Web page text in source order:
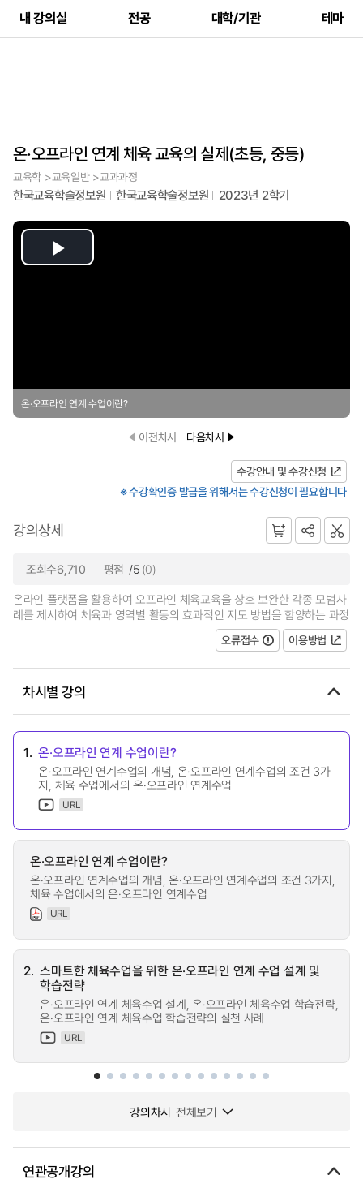
내 강의실 전공 대학/기관 테마
온·오프라인 연계 체육 교육의 실제(초등, 중등)
교육학 >교육일반 >교과과정
한국교육학술정보원 한국교육학술정보원 2023년 2학기
Play
온·오프라인 연계 수업이란?
이전차시 다음차시
수강안내 및 수강신청
※ 수강확인증 발급을 위해서는 수강신청이 필요합니다
강의상세
조회수6,710 평점 /5 (0)
온라인 플랫폼을 활용하여 오프라인 체육교육을 상호 보완한 각종 모범사
례를 제시하여 체육과 영역별 활동의 효과적인 지도 방법을 함양하는 과정
오류접수
이용방법
차시별 강의
1. 온·오프라인 연계 수업이란?
온·오프라인 연계수업의 개념, 온·오프라인 연계수업의 조건 3가
지, 체육 수업에서의 온·오프라인 연계수업
URL
온·오프라인 연계 수업이란?
온·오프라인 연계수업의 개념, 온·오프라인 연계수업의 조건 3가지,
체육 수업에서의 온·오프라인 연계수업
URL
2. 스마트한 체육수업을 위한 온·오프라인 연계 수업 설계 및
학습전략
온·오프라인 연계 체육수업 설계, 온·오프라인 체육수업 학습전략,
온·오프라인 연계 체육수업 학습전략의 실천 사례
URL
강의차시 전체보기
연관공개강의